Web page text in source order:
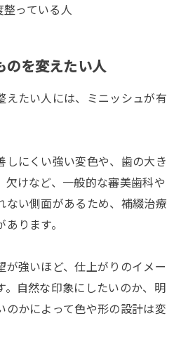
っている人
のを変えたい人
えたい人には、ミニッシュが有
しにくい強い変色や、歯の大き
欠けなど、一般的な審美歯科や
ない側面があるため、補綴治療
ります。
が強いほど、仕上がりのイメー
。自然な印象にしたいのか、明
のかによって色や形の設計は変